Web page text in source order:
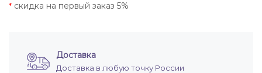
* скидка на первый заказ 5%
Доставка
Доставка в любую точку России